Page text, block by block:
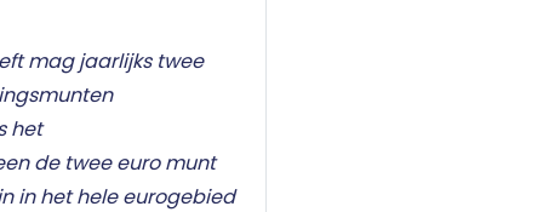
mag jaarlijks twee
het
de twee euro munt
in het hele eurogebied